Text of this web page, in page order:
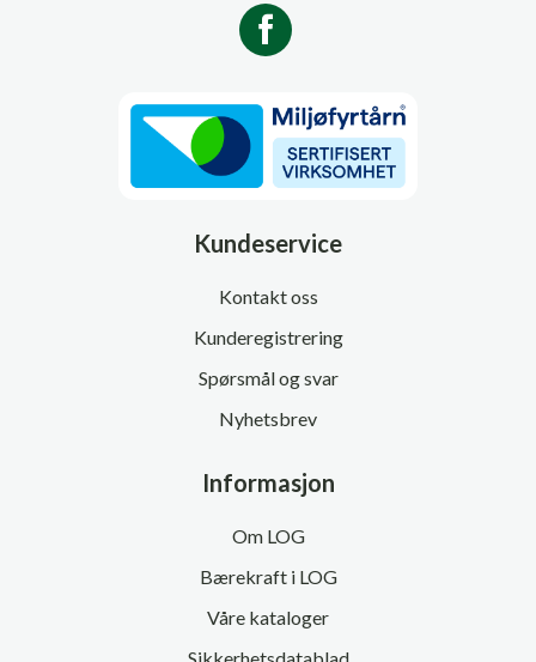
Kundeservice
Kontakt oss
Kunderegistrering
Spørsmål og svar
Nyhetsbrev
Informasjon
Om LOG
Bærekraft i LOG
Våre kataloger